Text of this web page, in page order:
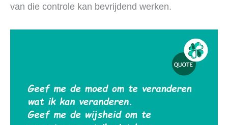
van die controle kan bevrijdend werken.